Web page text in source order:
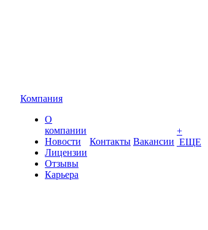
Компания
О
компании
Новости
Лицензии
Отзывы
Карьера
Контакты Вакансии
+
ЕЩЕ